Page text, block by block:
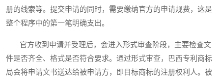
册的线索等。提交申请的同时，需要缴纳官方的申请规费，这是
整个程序中的第一笔明确支出。
官方收到申请并受理后，会进入形式审查阶段，主要检查文
件是否齐全、格式是否符合要求。通过形式审查，巴西专利商标
局会将申请文书送达给被申请方，即目标商标的注册权利人。被